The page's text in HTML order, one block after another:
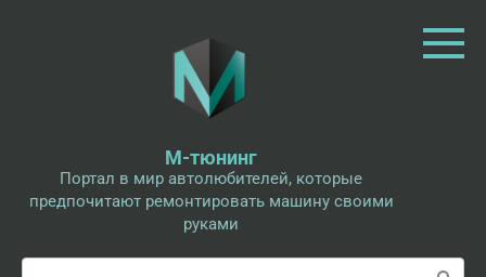
М-тюнинг
Портал в мир автолюбителей, которые
предпочитают ремонтировать машину своими
руками
Поиск: